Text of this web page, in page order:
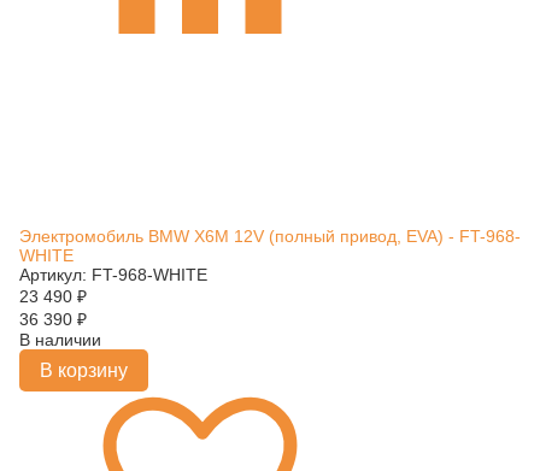
Электромобиль BMW X6M 12V (полный привод, EVA) - FT-968-
WHITE
Артикул: FT-968-WHITE
23 490 ₽
36 390 ₽
В наличии
В корзину